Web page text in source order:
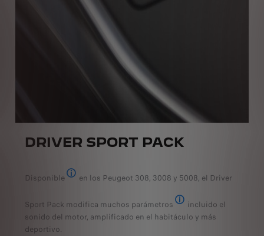
DRIVER SPORT PACK
Disponible
De serie u opcional según la versión
en los Peugeot 308, 3008 y 5008, el Driver
Sport Pack modifica muchos parámetros
Dirección asistida más
incluido el
sonido del motor, amplificado en el habitáculo y más
deportivo.